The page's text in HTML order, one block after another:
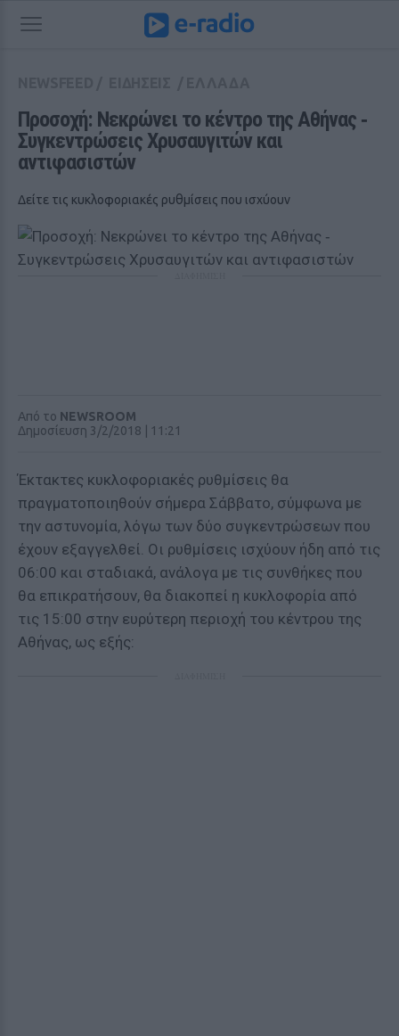
Προσοχή: Νεκρώνει το κέντρο της Αθήνας ‑
Συγκεντρώσεις Χρυσαυγιτών και
αντιφασιστών
Δείτε τις κυκλοφοριακές ρυθμίσεις που ισχύουν
Από το NEWSROOM
Δημοσίευση 3/2/2018 | 11:21
Έκτακτες κυκλοφοριακές ρυθμίσεις θα
πραγματοποιηθούν σήμερα Σάββατο, σύμφωνα με
την αστυνομία, λόγω των δύο συγκεντρώσεων που
έχουν εξαγγελθεί. Οι ρυθμίσεις ισχύουν ήδη από τις
06:00 και σταδιακά, ανάλογα με τις συνθήκες που
θα επικρατήσουν, θα διακοπεί η κυκλοφορία από
τις 15:00 στην ευρύτερη περιοχή του κέντρου της
Αθήνας, ως εξής: